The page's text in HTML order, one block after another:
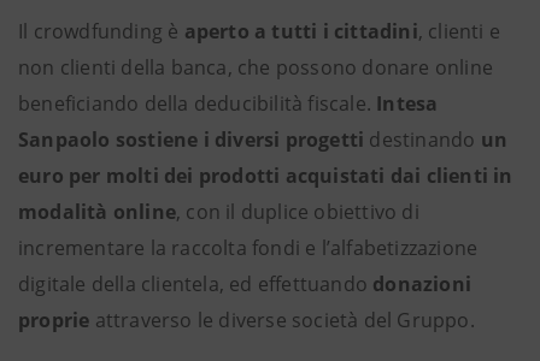
Il crowdfunding è aperto a tutti i cittadini, clienti e
non clienti della banca, che possono donare online
beneficiando della deducibilità fiscale. Intesa
Sanpaolo sostiene i diversi progetti destinando un
euro per molti dei prodotti acquistati dai clienti in
modalità online, con il duplice obiettivo di
incrementare la raccolta fondi e l’alfabetizzazione
digitale della clientela, ed effettuando donazioni
proprie attraverso le diverse società del Gruppo.